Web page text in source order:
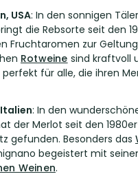
USA: In den sonnigen
die Rebsorte seit den
Fruchtaromen zur
Rotweine sind kraftvoll
perfekt für alle, die ihren
: In den
der Merlot seit den
gefunden. Besonders das
begeistert mit
Weinen.